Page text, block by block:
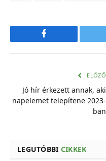
Facebook
ELŐZŐ
Jó hír érkezett annak, aki
napelemet telepítene 2023-
ban
LEGUTÓBBI CIKKEK